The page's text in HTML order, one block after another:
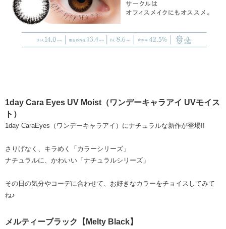
1day Cara Eyes UV Moist（ワンデーキャラアイ UVモイス
ト）
1day CaraEyes（ワンデーキャラアイ）にナチュラルな新作が登場!!
さりげなく、キラめく「カラーシリーズ」
ナチュラルに、かわいい「ナチュラルシリーズ」
その日の気分やコーデに合わせて、お好きなカラーをチョイスしてみて
ね♪
メルティーブラック【Melty Black】